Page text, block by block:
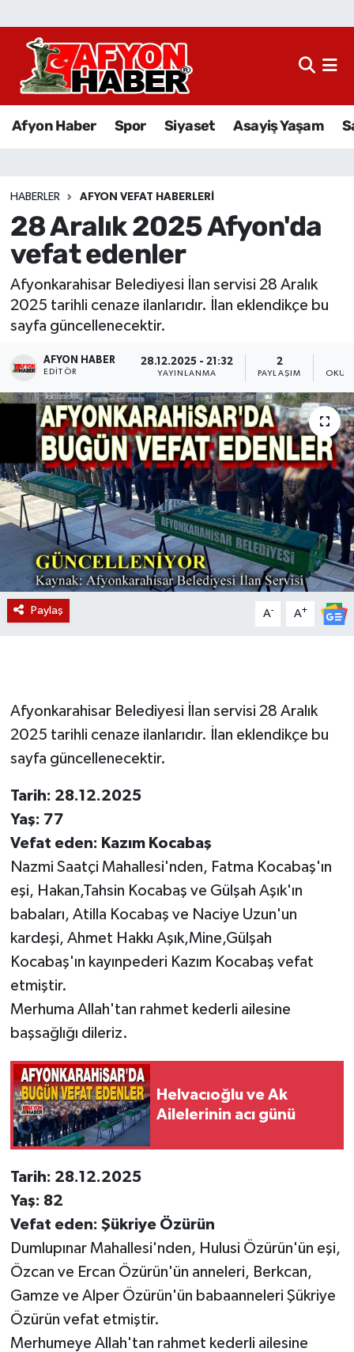
Afyon Haber Spor Siyaset Asayiş Yaşam
HABERLER AFYON VEFAT HABERLERI
28 Aralık 2025 Afyon'da
vefat edenler
Afyonkarahisar Belediyesi İlan servisi 28 Aralık
2025 tarihli cenaze ilanlarıdır. İlan eklendikçe bu
sayfa güncellenecektir.
AFYON HABER
EDITÖR
28.12.2025 - 21:32
YAYINLANMA
2
PAYLAŞIM
Paylaş A- A+
Afyonkarahisar Belediyesi İlan servisi 28 Aralık
2025 tarihli cenaze ilanlarıdır. İlan eklendikçe bu
sayfa güncellenecektir.
Tarih: 28.12.2025
Yaş: 77
Vefat eden: Kazım Kocabaş
Nazmi Saatçi Mahallesi'nden, Fatma Kocabaş'ın
eşi, Hakan,Tahsin Kocabaş ve Gülşah Aşık'ın
babaları, Atilla Kocabaş ve Naciye Uzun'un
kardeşi, Ahmet Hakkı Aşık,Mine,Gülşah
Kocabaş'ın kayınpederi Kazım Kocabaş vefat
etmiştir.
Merhuma Allah'tan rahmet kederli ailesine
başsağlığı dileriz.
Helvacıoğlu ve Ak
Ailelerinin acı günü
Tarih: 28.12.2025
Yaş: 82
Vefat eden: Şükriye Özürün
Dumlupınar Mahallesi'nden, Hulusi Özürün'ün eşi,
Özcan ve Ercan Özürün'ün anneleri, Berkcan,
Gamze ve Alper Özürün'ün babaanneleri Şükriye
Özürün vefat etmiştir.
Merhumeye Allah'tan rahmet kederli ailesine
Afyon Haber
Sağlık
Eğitim
Sivil Toplum
Etkinlikler